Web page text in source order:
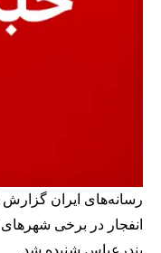
انفجار در برخی
بندرعباس شنیده شد.